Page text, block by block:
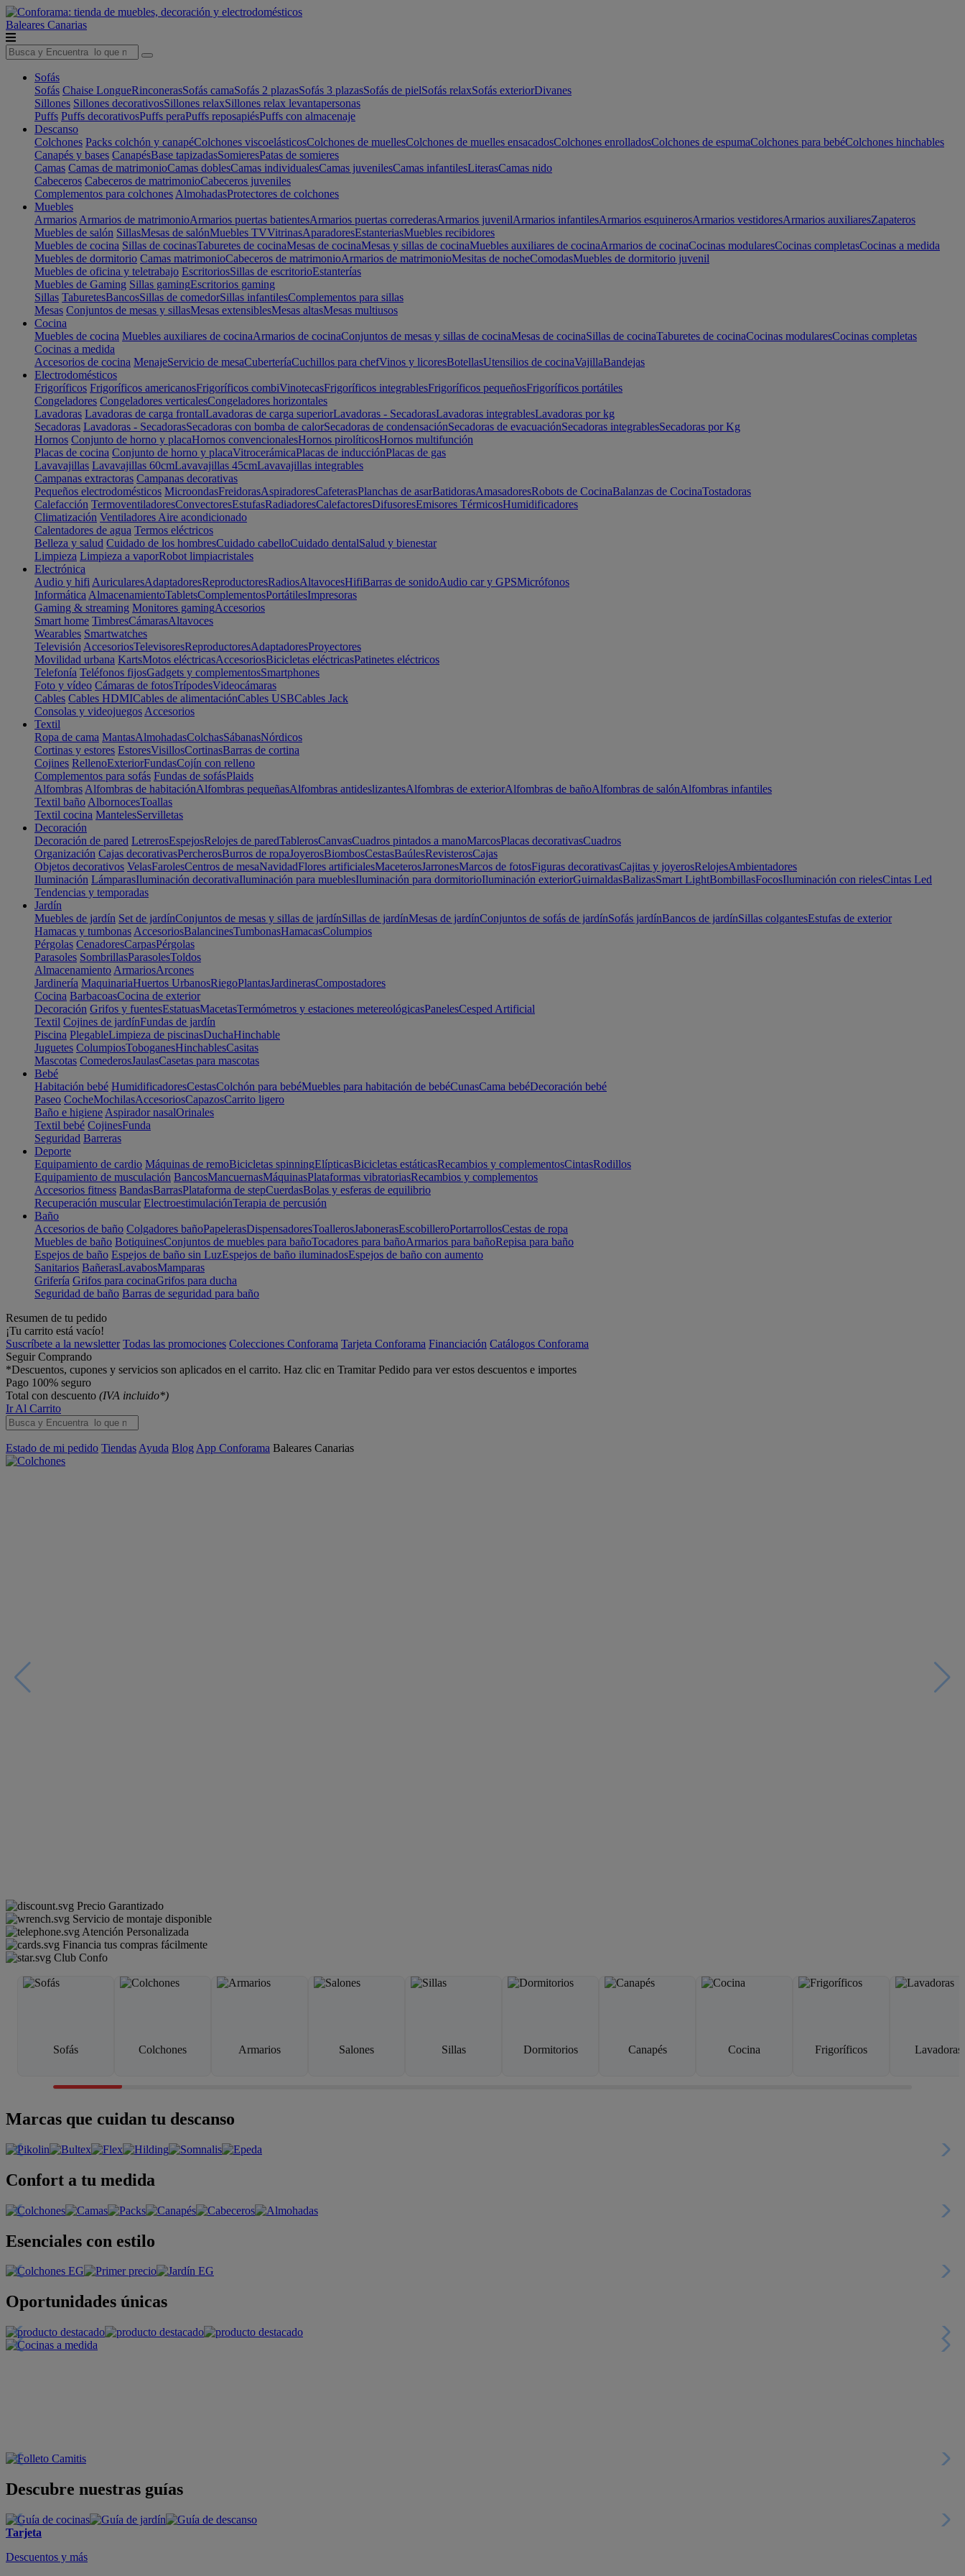
Baleares Canarias
Sofás
Sofás Chaise LongueRinconerasSofás camaSofás 2 plazasSofás 3 plazasSofás de pielSofás relaxSofás exteriorDivanes
Sillones Sillones decorativosSillones relaxSillones relax levantapersonas
Puffs Puffs decorativosPuffs peraPuffs reposapiésPuffs con almacenaje
Descanso
Colchones Packs colchón y canapéColchones viscoelásticosColchones de muellesColchones de muelles ensacadosColchones enrolladosColchones de espumaColchones para bebéColchones hinchables
Canapés y bases CanapésBase tapizadasSomieresPatas de somieres
Camas Camas de matrimonioCamas doblesCamas individualesCamas juvenilesCamas infantilesLiterasCamas nido
Cabeceros Cabeceros de matrimonioCabeceros juveniles
Complementos para colchones AlmohadasProtectores de colchones
Muebles
Armarios Armarios de matrimonioArmarios puertas batientesArmarios puertas correderasArmarios juvenilArmarios infantilesArmarios esquinerosArmarios vestidoresArmarios auxiliaresZapateros
Muebles de salón SillasMesas de salónMuebles TVVitrinasAparadoresEstanteriasMuebles recibidores
Muebles de cocina Sillas de cocinasTaburetes de cocinaMesas de cocinaMesas y sillas de cocinaMuebles auxiliares de cocinaArmarios de cocinaCocinas modularesCocinas completasCocinas a medida
Muebles de dormitorio Camas matrimonioCabeceros de matrimonioArmarios de matrimonioMesitas de nocheComodasMuebles de dormitorio juvenil
Muebles de oficina y teletrabajo EscritoriosSillas de escritorioEstanterías
Muebles de Gaming Sillas gamingEscritorios gaming
Sillas TaburetesBancosSillas de comedorSillas infantilesComplementos para sillas
Mesas Conjuntos de mesas y sillasMesas extensiblesMesas altasMesas multiusos
Cocina
Muebles de cocina Muebles auxiliares de cocinaArmarios de cocinaConjuntos de mesas y sillas de cocinaMesas de cocinaSillas de cocinaTaburetes de cocinaCocinas modularesCocinas completas
Cocinas a medida
Accesorios de cocina MenajeServicio de mesaCuberteríaCuchillos para chefVinos y licoresBotellasUtensilios de cocinaVajillaBandejas
Electrodomésticos
Frigoríficos Frigoríficos americanosFrigoríficos combiVinotecasFrigoríficos integrablesFrigoríficos pequeñosFrigoríficos portátiles
Congeladores Congeladores verticalesCongeladores horizontales
Lavadoras Lavadoras de carga frontalLavadoras de carga superiorLavadoras - SecadorasLavadoras integrablesLavadoras por kg
Secadoras Lavadoras - SecadorasSecadoras con bomba de calorSecadoras de condensaciónSecadoras de evacuaciónSecadoras integrablesSecadoras por Kg
Hornos Conjunto de horno y placaHornos convencionalesHornos pirolíticosHornos multifunción
Placas de cocina Conjunto de horno y placaVitrocerámicaPlacas de inducciónPlacas de gas
Lavavajillas Lavavajillas 60cmLavavajillas 45cmLavavajillas integrables
Campanas extractoras Campanas decorativas
Pequeños electrodomésticos MicroondasFreidorasAspiradoresCafeterasPlanchas de asarBatidorasAmasadoresRobots de CocinaBalanzas de CocinaTostadoras
Calefacción TermoventiladoresConvectoresEstufasRadiadoresCalefactoresDifusoresEmisores TérmicosHumidificadores
Climatización Ventiladores Aire acondicionado
Calentadores de agua Termos eléctricos
Belleza y salud Cuidado de los hombresCuidado cabelloCuidado dentalSalud y bienestar
Limpieza Limpieza a vaporRobot limpiacristales
Electrónica
Audio y hifi AuricularesAdaptadoresReproductoresRadiosAltavocesHifiBarras de sonidoAudio car y GPSMicrófonos
Informática AlmacenamientoTabletsComplementosPortátilesImpresoras
Gaming & streaming Monitores gamingAccesorios
Smart home TimbresCámarasAltavoces
Wearables Smartwatches
Televisión AccesoriosTelevisoresReproductoresAdaptadoresProyectores
Movilidad urbana KartsMotos eléctricasAccesoriosBicicletas eléctricasPatinetes eléctricos
Telefonía Teléfonos fijosGadgets y complementosSmartphones
Foto y vídeo Cámaras de fotosTrípodesVideocámaras
Cables Cables HDMICables de alimentaciónCables USBCables Jack
Consolas y videojuegos Accesorios
Textil
Ropa de cama MantasAlmohadasColchasSábanasNórdicos
Cortinas y estores EstoresVisillosCortinasBarras de cortina
Cojines RellenoExteriorFundasCojín con relleno
Complementos para sofás Fundas de sofásPlaids
Alfombras Alfombras de habitaciónAlfombras pequeñasAlfombras antideslizantesAlfombras de exteriorAlfombras de bañoAlfombras de salónAlfombras infantiles
Textil baño AlbornocesToallas
Textil cocina MantelesServilletas
Decoración
Decoración de pared LetrerosEspejosRelojes de paredTablerosCanvasCuadros pintados a manoMarcosPlacas decorativasCuadros
Organización Cajas decorativasPercherosBurros de ropaJoyerosBiombosCestasBaúlesRevisterosCajas
Objetos decorativos VelasFarolesCentros de mesaNavidadFlores artificialesMaceterosJarronesMarcos de fotosFiguras decorativasCajitas y joyerosRelojesAmbientadores
Iluminación LámparasIluminación decorativaIluminación para mueblesIluminación para dormitorioIluminación exteriorGuirnaldasBalizasSmart LightBombillasFocosIluminación con rielesCintas Led
Tendencias y temporadas
Jardín
Muebles de jardín Set de jardínConjuntos de mesas y sillas de jardínSillas de jardínMesas de jardínConjuntos de sofás de jardínSofás jardínBancos de jardínSillas colgantesEstufas de exterior
Hamacas y tumbonas AccesoriosBalancinesTumbonasHamacasColumpios
Pérgolas CenadoresCarpasPérgolas
Parasoles SombrillasParasolesToldos
Almacenamiento ArmariosArcones
Jardinería MaquinariaHuertos UrbanosRiegoPlantasJardinerasCompostadores
Cocina BarbacoasCocina de exterior
Decoración Grifos y fuentesEstatuasMacetasTermómetros y estaciones metereológicasPanelesCesped Artificial
Textil Cojines de jardínFundas de jardín
Piscina PlegableLimpieza de piscinasDuchaHinchable
Juguetes ColumpiosToboganesHinchablesCasitas
Mascotas ComederosJaulasCasetas para mascotas
Bebé
Habitación bebé HumidificadoresCestasColchón para bebéMuebles para habitación de bebéCunasCama bebéDecoración bebé
Paseo CocheMochilasAccesoriosCapazosCarrito ligero
Baño e higiene Aspirador nasalOrinales
Textil bebé CojinesFunda
Seguridad Barreras
Deporte
Equipamiento de cardio Máquinas de remoBicicletas spinningElípticasBicicletas estáticasRecambios y complementosCintasRodillos
Equipamiento de musculación BancosMancuernasMáquinasPlataformas vibratoriasRecambios y complementos
Accesorios fitness BandasBarrasPlataforma de stepCuerdasBolas y esferas de equilibrio
Recuperación muscular ElectroestimulaciónTerapia de percusión
Baño
Accesorios de baño Colgadores bañoPapelerasDispensadoresToallerosJabonerasEscobilleroPortarrollosCestas de ropa
Muebles de baño BotiquinesConjuntos de muebles para bañoTocadores para bañoArmarios para bañoRepisa para baño
Espejos de baño Espejos de baño sin LuzEspejos de baño iluminadosEspejos de baño con aumento
Sanitarios BañerasLavabosMamparas
Grifería Grifos para cocinaGrifos para ducha
Seguridad de baño Barras de seguridad para baño
Resumen de tu pedido
¡Tu carrito está vacío!
Suscríbete a la newsletter Todas las promociones Colecciones Conforama Tarjeta Conforama Financiación Catálogos Conforama
Seguir Comprando
*Descuentos, cupones y servicios son aplicados en el carrito. Haz clic en Tramitar Pedido para ver estos descuentos e importes
Pago 100% seguro
Total con descuento (IVA incluido*)
Ir Al Carrito
Estado de mi pedido Tiendas Ayuda Blog App Conforama Baleares Canarias
Precio Garantizado
Servicio de montaje disponible
Atención Personalizada
Financia tus compras fácilmente
Club Confo
Sofás Colchones Armarios Salones Sillas Dormitorios Canapés Cocina Frigoríficos Lavadoras
Marcas que cuidan tu descanso
Confort a tu medida
Esenciales con estilo
Oportunidades únicas
Descubre nuestras guías
Tarjeta
Descuentos y más